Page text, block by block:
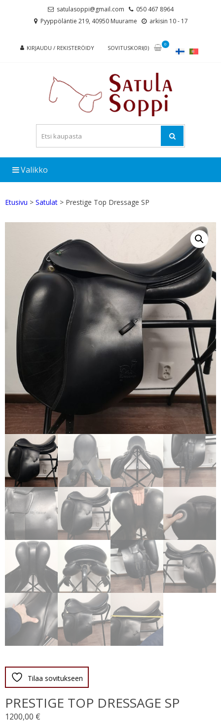
satulasoppi@gmail.com
050 467 8964
Pyyppöläntie 219, 40950 Muurame
arkisin 10 - 17
KIRJAUDU / REKISTERÖIDY SOVITUSKORI(0)
0
Valikko
Etusivu > Satulat > Prestige Top Dressage SP
Tilaa sovitukseen
PRESTIGE TOP DRESSAGE SP
1200,00 €